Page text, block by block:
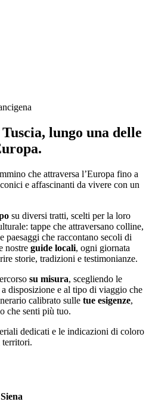
lungo una delle
che attraversa l’Europa fino a
e affascinanti da vivere con un
su diversi tratti, scelti per la loro
tappe che attraversano colline,
paesaggi che raccontano secoli di
nostre guide locali, ogni giornata
storie, tradizioni e testimonianze.
su misura, scegliendo le
disposizione e al tipo di viaggio che
calibrato sulle tue esigenze,
che senti più tuo.
dedicati e le indicazioni di coloro
territori.